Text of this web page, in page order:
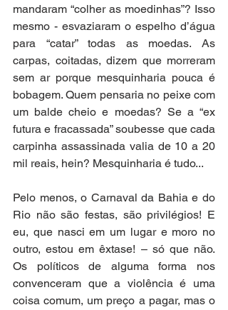
mandaram “colher as moedinhas”? Isso
mesmo - esvaziaram o espelho d’água
para “catar” todas as moedas. As
carpas, coitadas, dizem que morreram
sem ar porque mesquinharia pouca é
bobagem. Quem pensaria no peixe com
um balde cheio e moedas? Se a “ex
futura e fracassada” soubesse que cada
carpinha assassinada valia de 10 a 20
mil reais, hein? Mesquinharia é tudo...
Pelo menos, o Carnaval da Bahia e do
Rio não são festas, são privilégios! E
eu, que nasci em um lugar e moro no
outro, estou em êxtase! – só que não.
Os políticos de alguma forma nos
convenceram que a violência é uma
coisa comum, um preço a pagar, mas o